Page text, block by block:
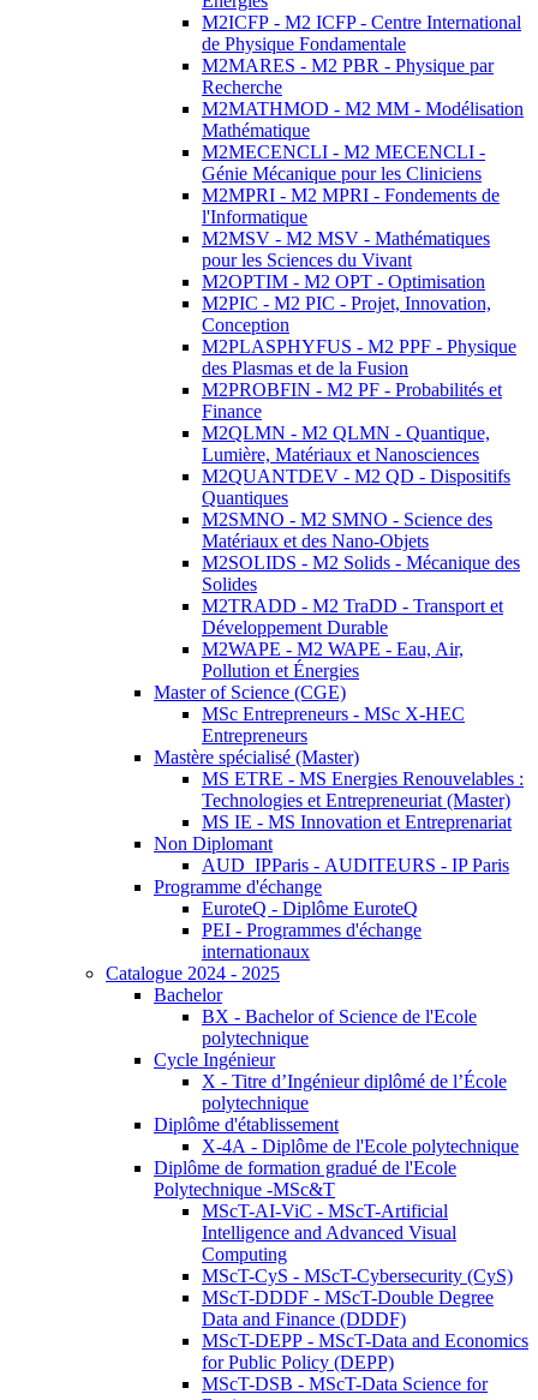
M2ICFP - M2 ICFP - Centre International
de Physique Fondamentale
M2MARES - M2 PBR - Physique par
Recherche
M2MATHMOD - M2 MM - Modélisation
Mathématique
M2MECENCLI - M2 MECENCLI -
Génie Mécanique pour les Cliniciens
M2MPRI - M2 MPRI - Fondements de
l'Informatique
M2MSV - M2 MSV - Mathématiques
pour les Sciences du Vivant
M2OPTIM - M2 OPT - Optimisation
M2PIC - M2 PIC - Projet, Innovation,
Conception
M2PLASPHYFUS - M2 PPF - Physique
des Plasmas et de la Fusion
M2PROBFIN - M2 PF - Probabilités et
Finance
M2QLMN - M2 QLMN - Quantique,
Lumière, Matériaux et Nanosciences
M2QUANTDEV - M2 QD - Dispositifs
Quantiques
M2SMNO - M2 SMNO - Science des
Matériaux et des Nano-Objets
M2SOLIDS - M2 Solids - Mécanique des
Solides
M2TRADD - M2 TraDD - Transport et
Développement Durable
M2WAPE - M2 WAPE - Eau, Air,
Pollution et Énergies
Master of Science (CGE)
MSc Entrepreneurs - MSc X-HEC
Entrepreneurs
Mastère spécialisé (Master)
MS ETRE - MS Energies Renouvelables :
Technologies et Entrepreneuriat (Master)
MS IE - MS Innovation et Entreprenariat
Non Diplomant
AUD_IPParis - AUDITEURS - IP Paris
Programme d'échange
EuroteQ - Diplôme EuroteQ
PEI - Programmes d'échange
internationaux
Catalogue 2024 - 2025
Bachelor
BX - Bachelor of Science de l'Ecole
polytechnique
Cycle Ingénieur
X - Titre d’Ingénieur diplômé de l’École
polytechnique
Diplôme d'établissement
X-4A - Diplôme de l'Ecole polytechnique
Diplôme de formation gradué de l'Ecole
Polytechnique -MSc&T
MScT-AI-ViC - MScT-Artificial
Intelligence and Advanced Visual
Computing
MScT-CyS - MScT-Cybersecurity (CyS)
MScT-DDDF - MScT-Double Degree
Data and Finance (DDDF)
MScT-DEPP - MScT-Data and Economics
for Public Policy (DEPP)
MScT-DSB - MScT-Data Science for